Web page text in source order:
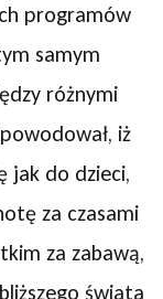
programów
samym
różnymi
iż
jak do dzieci,
za czasami
za zabawą,
świata